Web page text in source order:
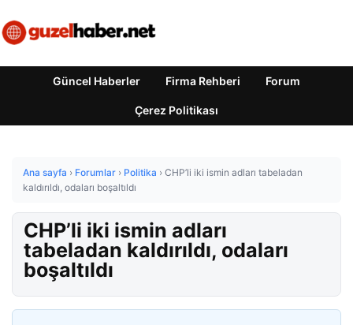
Güncel Haberler Firma Rehberi Forum
Çerez Politikası
Ana sayfa › Forumlar › Politika › CHP’li iki ismin adları tabeladan
kaldırıldı, odaları boşaltıldı
CHP’li iki ismin adları
tabeladan kaldırıldı, odaları
boşaltıldı